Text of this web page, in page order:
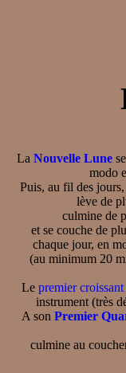
La Nouvelle Lune
modo
Puis, au fil des jours,
lève de
culmine de
et se couche de
chaque jour, en
(au minimum 20
Le premier croissant
instrument (très
A son Premier
culmine au